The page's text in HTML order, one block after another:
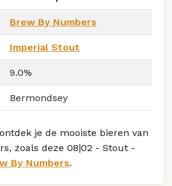
Brew By Numbers
Imperial Stout
9.0%
Bermondsey
je de mooiste bieren van
zoals deze 08|02 - Stout -
By Numbers.